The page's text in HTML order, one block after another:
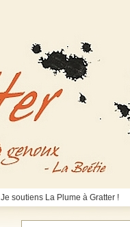
Je soutiens La Plume à Gratter !